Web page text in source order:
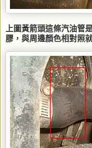
上圖黃箭頭這條汽油管
膠，與周邊顏色相對照